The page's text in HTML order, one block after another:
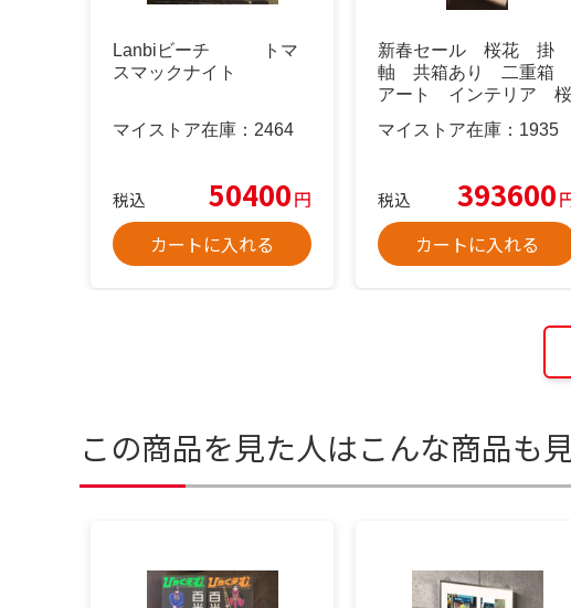
Lanbiビーチ トマ
スマックナイト
マイストア在庫： 2464
税込 50400円
カートに入れる
新春セール 桜花 掛
軸 共箱あり 二重箱
アート インテリア 桜
マイストア在庫： 1935
税込 393600
カートに入れる
この商品を見た人はこんな商品も